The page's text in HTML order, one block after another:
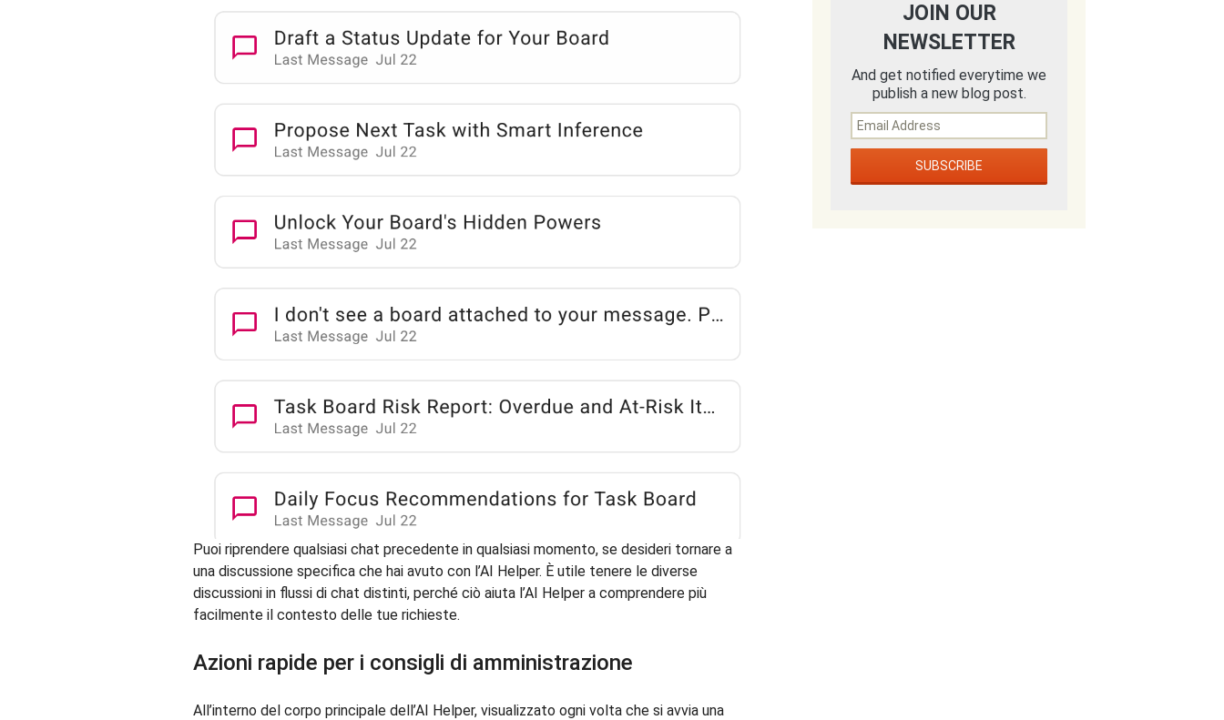
Puoi riprendere qualsiasi chat precedente in qualsiasi momento, se desideri tornare a
una discussione specifica che hai avuto con l’AI Helper. È utile tenere le diverse
discussioni in flussi di chat distinti, perché ciò aiuta l’AI Helper a comprendere più
facilmente il contesto delle tue richieste.
Azioni rapide per i consigli di amministrazione
All’interno del corpo principale dell’AI Helper, visualizzato ogni volta che si avvia una
JOIN OUR
NEWSLETTER
And get notified everytime we
publish a new blog post.